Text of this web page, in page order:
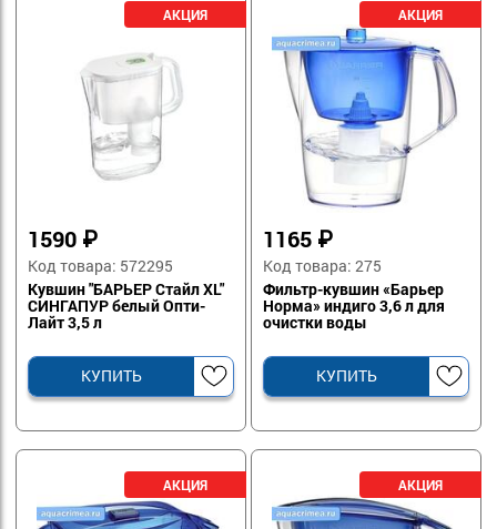
1590 ₽
Код товара: 572295
Кувшин "БАРЬЕР Стайл XL"
СИНГАПУР белый Опти-
Лайт 3,5 л
КУПИТЬ
1165 ₽
Код товара: 275
Фильтр-кувшин «Барьер
Норма» индиго 3,6 л для
очистки воды
КУПИТЬ